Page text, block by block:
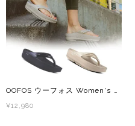
¥12,980